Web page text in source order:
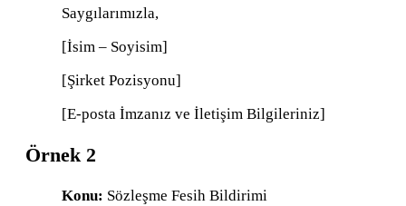
Saygılarımızla,
[İsim – Soyisim]
[Şirket Pozisyonu]
[E-posta İmzanız ve İletişim Bilgileriniz]
Örnek 2
Konu: Sözleşme Fesih Bildirimi